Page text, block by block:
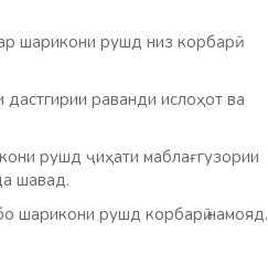
шарикони рушд низ корбарӣ
раванди ислоҳот ва
рушд ҷиҳати маблағгузории
шавад.
шарикони рушд корбарӣ намояд.